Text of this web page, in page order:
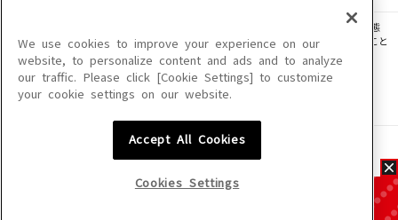
このサイトに掲載されている一切の文章・画像・写真・動画・音声等を、手段や形態
を問わず、著作権法の定める範囲を超えて無断で複製、転載、ファイル化などすること
を禁じます。
楽曲及びコンテンツは、機種によりご利用いただけない場合があります。
楽曲及びコンテンツの配信日、配信内容が変更になる場合があります。
We use cookies to improve your experience on our
website, to personalize content and ads and to analyze
our traffic. Please click [Cookie Settings] to customize
your cookie settings on our website.
Accept All Cookies
Cookies Settings